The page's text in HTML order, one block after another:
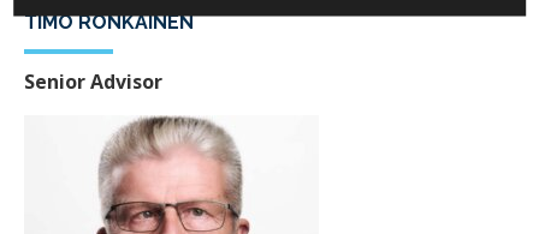
TIMO RONKAINEN
Senior Advisor